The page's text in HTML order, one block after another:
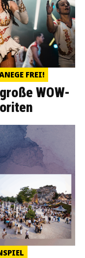
FREI!
WOW-